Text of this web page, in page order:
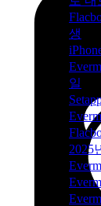
생
일
2025